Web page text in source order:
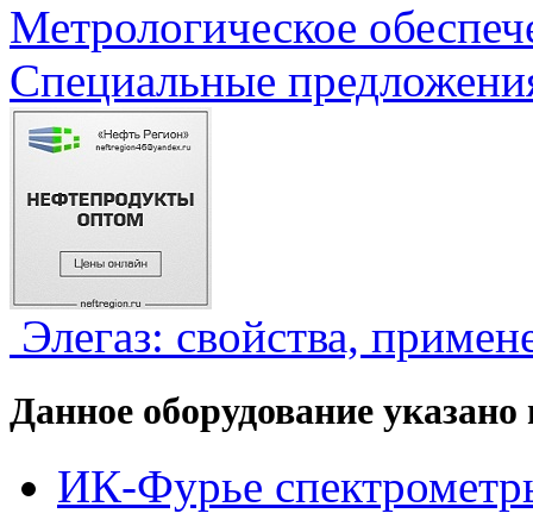
Метрологическое
Специальные
Элегаз: свойства,
Данное оборудование
ИК-Фурье